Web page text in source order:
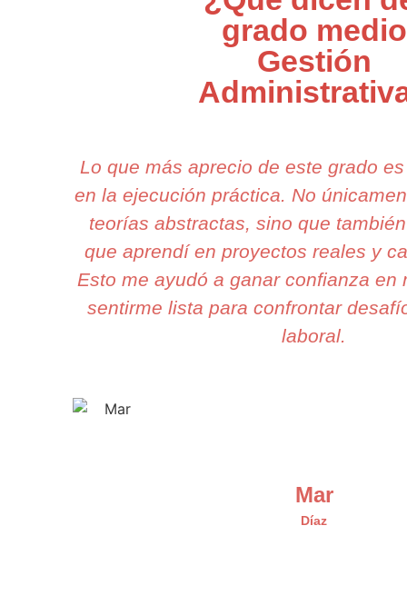
grado medio
Gestión
Lo que más aprecio de este grado
en la ejecución práctica. No
teorías abstractas, sino que
que aprendí en proyectos reales y
Esto me ayudó a ganar confianza en
sentirme lista para confrontar
laboral.
Mar
Díaz